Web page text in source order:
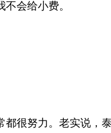
会给小费。
很努力。老实说，